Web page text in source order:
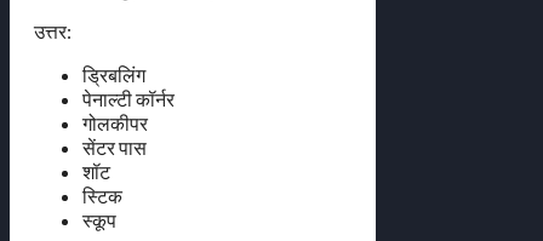
उत्तर:
ड्रिबलिंग
पेनाल्टी कॉर्नर
गोलकीपर
सेंटर पास
शॉट
स्टिक
स्कूप